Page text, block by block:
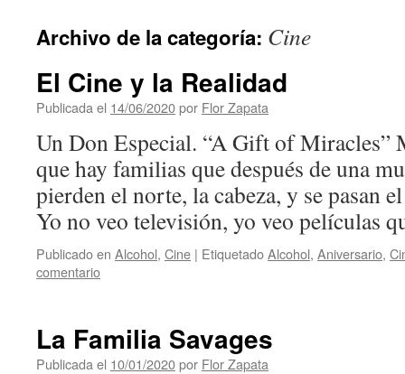
Archivo de la categoría: Cine
El Cine y la Realidad
Publicada el 14/06/2020por Flor Zapata
Un Don Especial. “A Gift of Miracles”
que hay familias que después de una
pierden el norte, la cabeza, y se pasan
Yo no veo televisión, yo veo películas
Publicado en Alcohol, Cine | EtiquetadoAlcohol, Aniversario,
comentario
La Familia Savages
Publicada el 10/01/2020por Flor Zapata